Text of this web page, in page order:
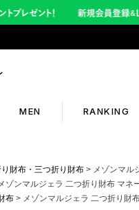
MEN RANKING
Information
財布・三つ折り財布
メゾンマル
ゾンマルジェラ 二つ折り財布 マ
布 メゾンマルジェラ 二つ折り財